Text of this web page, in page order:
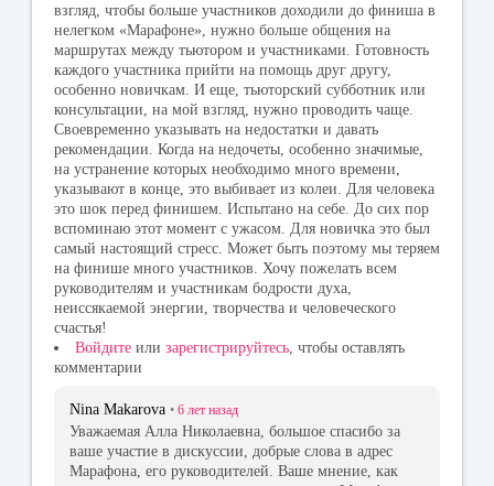
взгляд, чтобы больше участников доходили до финиша в
нелегком «Марафоне», нужно больше общения на
маршрутах между тьютором и участниками. Готовность
каждого участника прийти на помощь друг другу,
особенно новичкам. И еще, тьюторский субботник или
консультации, на мой взгляд, нужно проводить чаще.
Своевременно указывать на недостатки и давать
рекомендации. Когда на недочеты, особенно значимые,
на устранение которых необходимо много времени,
указывают в конце, это выбивает из колеи. Для человека
это шок перед финишем. Испытано на себе. До сих пор
вспоминаю этот момент с ужасом. Для новичка это был
самый настоящий стресс. Может быть поэтому мы теряем
на финише много участников. Хочу пожелать всем
руководителям и участникам бодрости духа,
неиссякаемой энергии, творчества и человеческого
счастья!
Войдите или зарегистрируйтесь , чтобы оставлять
комментарии
Nina Makarova • 6 лет назад
Уважаемая Алла Николаевна, большое спасибо за
ваше участие в дискуссии, добрые слова в адрес
Марафона, его руководителей. Ваше мнение, как